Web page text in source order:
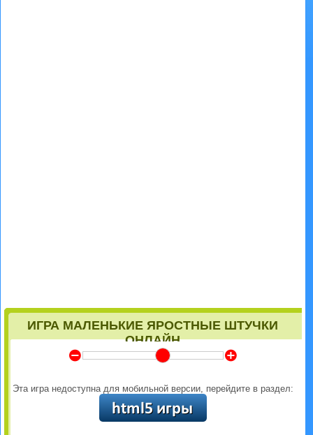
ИГРА МАЛЕНЬКИЕ ЯРОСТНЫЕ ШТУЧКИ
ОНЛАЙН
Y Z
Эта игра недоступна для мобильной версии, перейдите в раздел: